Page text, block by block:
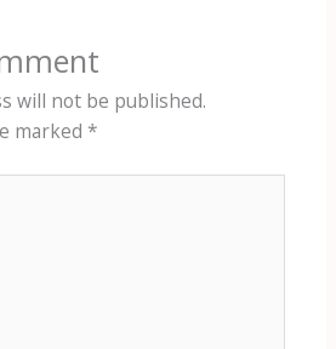
will not be published.
marked *